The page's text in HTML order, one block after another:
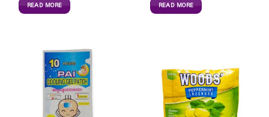
READ MORE READ MORE